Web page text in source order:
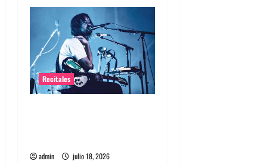
Recitales
admin julio 18, 2026